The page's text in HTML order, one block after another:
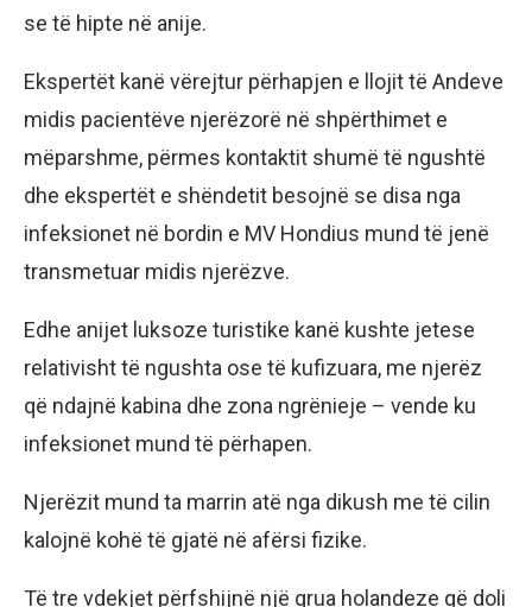
se të hipte në anije.
Ekspertët kanë vërejtur përhapjen e llojit të Andeve
midis pacientëve njerëzorë në shpërthimet e
mëparshme, përmes kontaktit shumë të ngushtë
dhe ekspertët e shëndetit besojnë se disa nga
infeksionet në bordin e MV Hondius mund të jenë
transmetuar midis njerëzve.
Edhe anijet luksoze turistike kanë kushte jetese
relativisht të ngushta ose të kufizuara, me njerëz
që ndajnë kabina dhe zona ngrënieje – vende ku
infeksionet mund të përhapen.
Njerëzit mund ta marrin atë nga dikush me të cilin
kalojnë kohë të gjatë në afërsi fizike.
Të tre vdekjet përfshijnë një grua holandeze që doli